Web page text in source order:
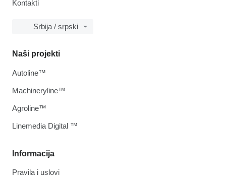
Kontakti
Srbija / srpski
Informacija
Pravila i uslovi
Naši projekti
Autoline™
Machineryline™
Agroline™
Linemedia Digital ™